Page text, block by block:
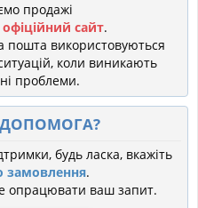
продажі
сайт.
пошта використовуються
коли виникають
проблеми.
ДОПОМОГА?
будь ласка, вкажіть
замовлення.
опрацювати ваш запит.